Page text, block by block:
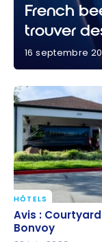
pas chers
French
trouver
16 septembre
Avis :
Bonvoy
HÔTELS
Avis :
Bonvoy